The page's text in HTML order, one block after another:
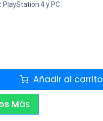
PlayStation 4 y PC
Añadir al carrito
Más